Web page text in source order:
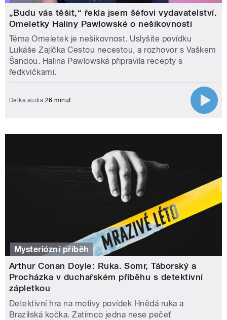
„Budu vás těšit,“ řekla jsem šéfovi vydavatelství.
Omeletky Haliny Pawlowské o nešikovnosti
Téma Omeletek je nešikovnost. Uslyšíte povídku
Lukáše Zajíčka Cestou necestou, a rozhovor s Vaškem
Šandou. Halina Pawlowská připravila recepty s
ředkvičkami.
Délka audia 26 minut
Mysteriózní příběh
Arthur Conan Doyle: Ruka. Somr, Táborský a
Procházka v duchařském příběhu s detektivní
zápletkou
Detektivní hra na motivy povídek Hnědá ruka a
Brazilská kočka. Zatímco jedna nese pečeť